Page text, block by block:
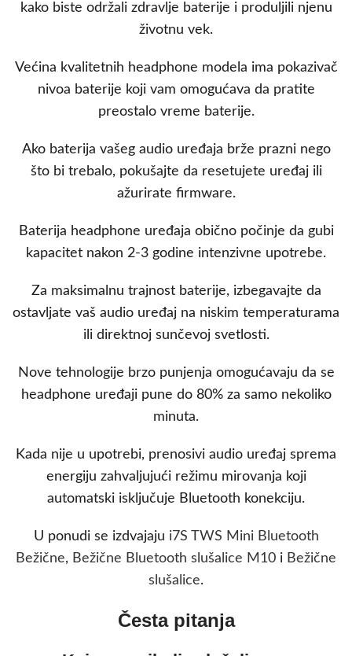
kako biste održali zdravlje baterije i produljili njenu
životnu vek.
Većina kvalitetnih headphone modela ima pokazivač
nivoa baterije koji vam omogućava da pratite
preostalo vreme baterije.
Ako baterija vašeg audio uređaja brže prazni nego
što bi trebalo, pokušajte da resetujete uređaj ili
ažurirate firmware.
Baterija headphone uređaja obično počinje da gubi
kapacitet nakon 2-3 godine intenzivne upotrebe.
Za maksimalnu trajnost baterije, izbegavajte da
ostavljate vaš audio uređaj na niskim temperaturama
ili direktnoj sunčevoj svetlosti.
Nove tehnologije brzo punjenja omogućavaju da se
headphone uređaji pune do 80% za samo nekoliko
minuta.
Kada nije u upotrebi, prenosivi audio uređaj sprema
energiju zahvaljujući režimu mirovanja koji
automatski isključuje Bluetooth konekciju.
U ponudi se izdvajaju i7S TWS Mini Bluetooth
Bežične, Bežične Bluetooth slušalice M10 i Bežične
slušalice.
Česta pitanja